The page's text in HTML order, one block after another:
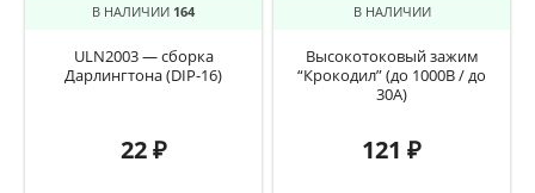
В НАЛИЧИИ 164
ULN2003 — сборка
Дарлингтона (DIP-16)
22₽
В НАЛИЧИИ
Высокотоковый зажим
“Крокодил” (до 1000В / до
30А)
121 ₽